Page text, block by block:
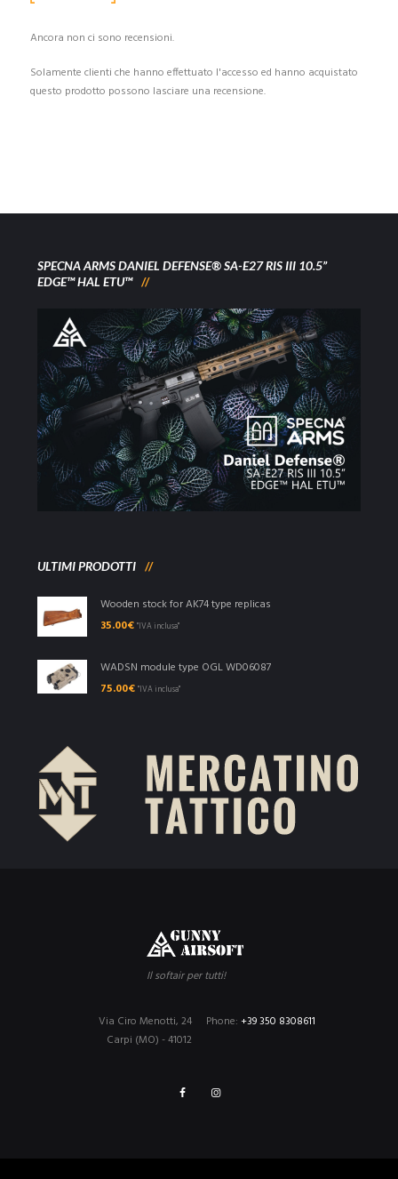
Ancora non ci sono recensioni.
Solamente clienti che hanno effettuato l'accesso ed hanno acquistato
questo prodotto possono lasciare una recensione.
SPECNA ARMS DANIEL DEFENSE® SA-E27 RIS III 10.5”
EDGE™ HAL ETU™
ULTIMI PRODOTTI
Wooden stock for AK74 type replicas
35.00€ "IVA inclusa"
WADSN module type OGL WD06087
75.00€ "IVA inclusa"
Il softair per tutti!
Phone: +39 350 8308611
Via Ciro Menotti, 24
Carpi (MO) - 41012